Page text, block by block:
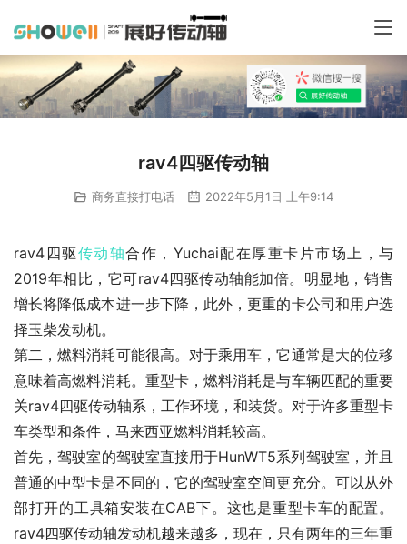
rav4四驱传动轴
商务直接打电话 2022年5月1日 上午9:14
rav4四驱传动轴合作，Yuchai配在厚重卡片市场上，与
2019年相比，它可rav4四驱传动轴能加倍。明显地，销售
增长将降低成本进一步下降，此外，更重的卡公司和用户选
择玉柴发动机。
第二，燃料消耗可能很高。对于乘用车，它通常是大的位移
意味着高燃料消耗。重型卡，燃料消耗是与车辆匹配的重要
关rav4四驱传动轴系，工作环境，和装货。对于许多重型卡
车类型和条件，马来西亚燃料消耗较高。
首先，驾驶室的驾驶室直接用于HunWT5系列驾驶室，并且
普通的中型卡是不同的，它的驾驶室空间更充分。可以从外
部打开的工具箱安装在CAB下。这也是重型卡车的配置。
rav4四驱传动轴发动机越来越多，现在，只有两年的三年重